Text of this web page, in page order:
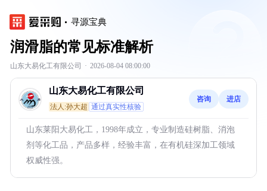
寻源宝典
润滑脂的常见标准解析
山东大易化工有限公司 · 2026-08-04 08:00:00
山东大易化工有限公司
法人:孙大超 通过真实性核验
咨询 进店
山东莱阳大易化工，1998年成立，专业制造硅树脂、消泡
剂等化工品，产品多样，经验丰富，在有机硅深加工领域
权威性强。